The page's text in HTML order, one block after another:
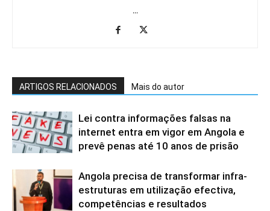
...
ARTIGOS RELACIONADOS Mais do autor
Lei contra informações falsas na
internet entra em vigor em Angola e
prevê penas até 10 anos de prisão
Angola precisa de transformar infra-
estruturas em utilização efectiva,
competências e resultados